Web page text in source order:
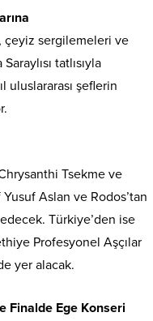
çeyiz sergilemeleri ve
tatlısıyla
uluslararası şeflerin
Tsekme ve
Aslan ve Rodos’tan
Türkiye’den ise
Profesyonel Aşçılar
yer alacak.
Finalde Ege Konseri